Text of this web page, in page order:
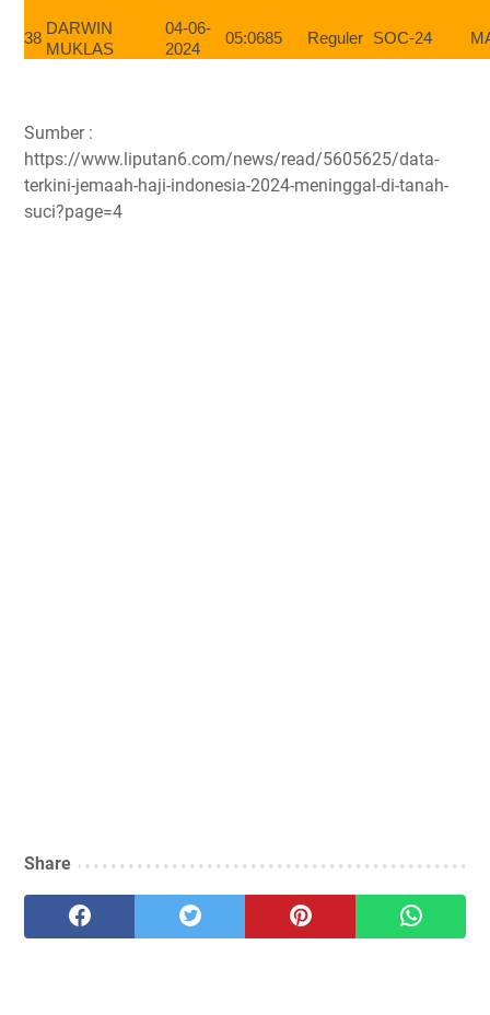
38
DARWIN
MUKLAS
04-06-
2024
05:0685 Reguler SOC-24
Sumber :
https://www.liputan6.com/news/read/5605625/data-
terkini-jemaah-haji-indonesia-2024-meninggal-di-tanah-
suci?page=4
Share